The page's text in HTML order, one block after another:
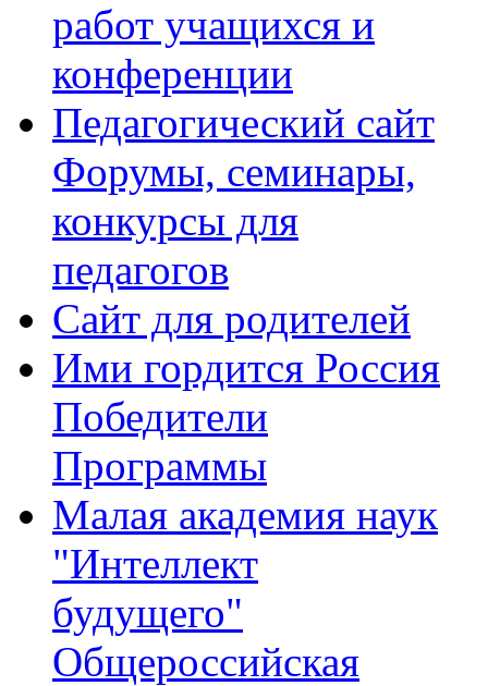
работ учащихся и
конференции
Педагогический сайт
Форумы, семинары,
конкурсы для
педагогов
Сайт для родителей
Ими гордится Россия
Победители
Программы
Малая академия наук
"Интеллект
будущего"
Общероссийская